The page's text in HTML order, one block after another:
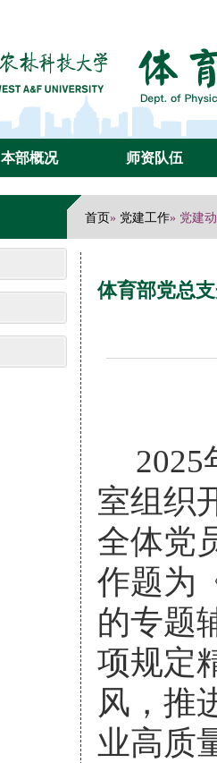
本部概况 师资队伍
首页» 党建工作» 党建
体育部党总
2025
室组织
全体党
作题为
的专题
项规定
风， 推
业高质